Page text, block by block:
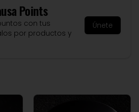
Points
con tus
por productos y
Únete